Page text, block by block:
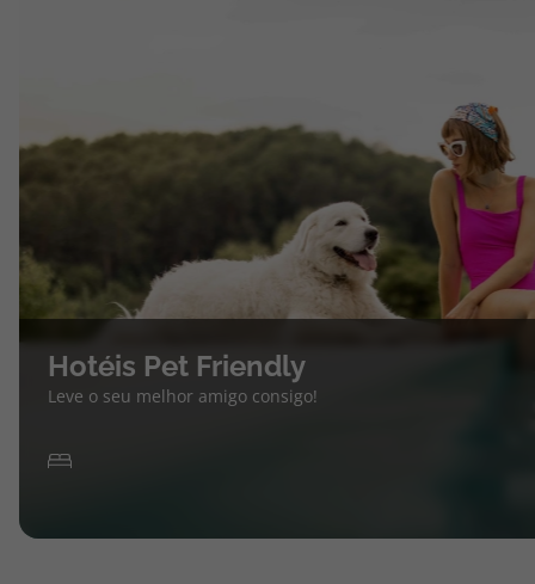
Hotéis Pet Friendly
Leve o seu melhor amigo consigo!